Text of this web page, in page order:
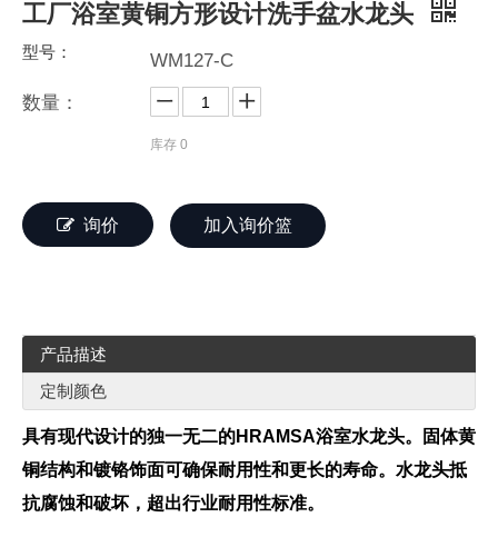
工厂浴室黄铜方形设计洗手盆水龙头
型号：
WM127-C
数量：
库存 0
询价 加入询价篮
产品描述
定制颜色
具有现代设计的独一无二的HRAMSA浴室水龙头。固体黄
铜结构和镀铬饰面可确保耐用性和更长的寿命。水龙头抵
抗腐蚀和破坏，超出行业耐用性标准。